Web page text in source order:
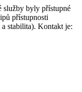
služby byly přístupné
přístupnosti
stabilita). Kontakt je: